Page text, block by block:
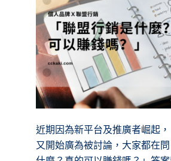
近期因為新平台及推廣者崛起，
又開始廣為被討論，大家都在